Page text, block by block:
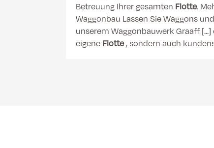
Betreuung Ihrer gesamten Flotte.
Waggonbau Lassen Sie Waggons
unserem Waggonbauwerk Graaff
eigene Flotte, sondern auch